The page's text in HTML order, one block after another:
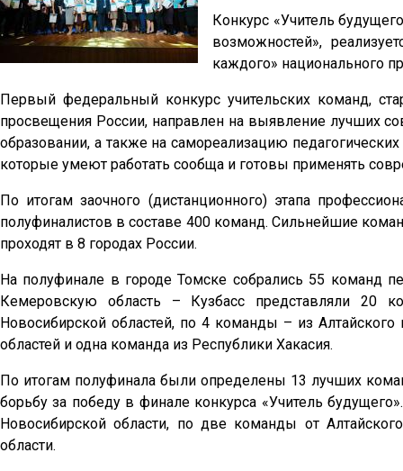
Конкурс «Учитель
возможностей»,
каждого» национального
Первый федеральный конкурс учительских команд,
просвещения России, направлен на выявление лучших
образовании, а также на самореализацию
которые умеют работать сообща и готовы применять
По итогам заочного (дистанционного) этапа
полуфиналистов в составе 400 команд. Сильнейшие
проходят в 8 городах России.
На полуфинале в городе Томске собрались 55 команд
Кемеровскую область – Кузбасс представляли
Новосибирской областей, по 4 команды – из
областей и одна команда из Республики Хакасия.
По итогам полуфинала были определены 13 лучших
борьбу за победу в финале конкурса «Учитель
Новосибирской области, по две команды от
области.